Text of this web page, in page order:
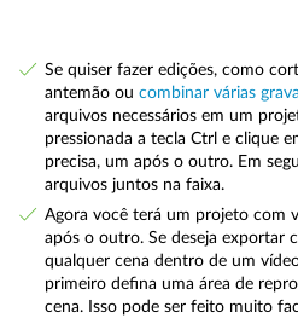
Se quiser fazer edições, como
antemão ou combinar várias
arquivos necessários em um
pressionada a tecla Ctrl e clique
precisa, um após o outro. Em
arquivos juntos na faixa.
Agora você terá um projeto com
após o outro. Se deseja exportar
qualquer cena dentro de um
primeiro defina uma área de
cena. Isso pode ser feito muito